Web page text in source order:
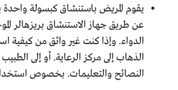
يقوم المريض باستنشاق كبسولة واحدة
عن طريق جهاز الاستنشاق بريزهالر
الدواء. وإذا كنت غير واثق من كيفية
الذهاب إلى مركز الرعاية. أو إلى
النصائح والتعليمات. بخصوص